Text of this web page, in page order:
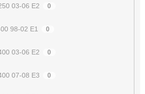
03-06 E2 0
98-02 E1 0
03-06 E2 0
07-08 E3 0